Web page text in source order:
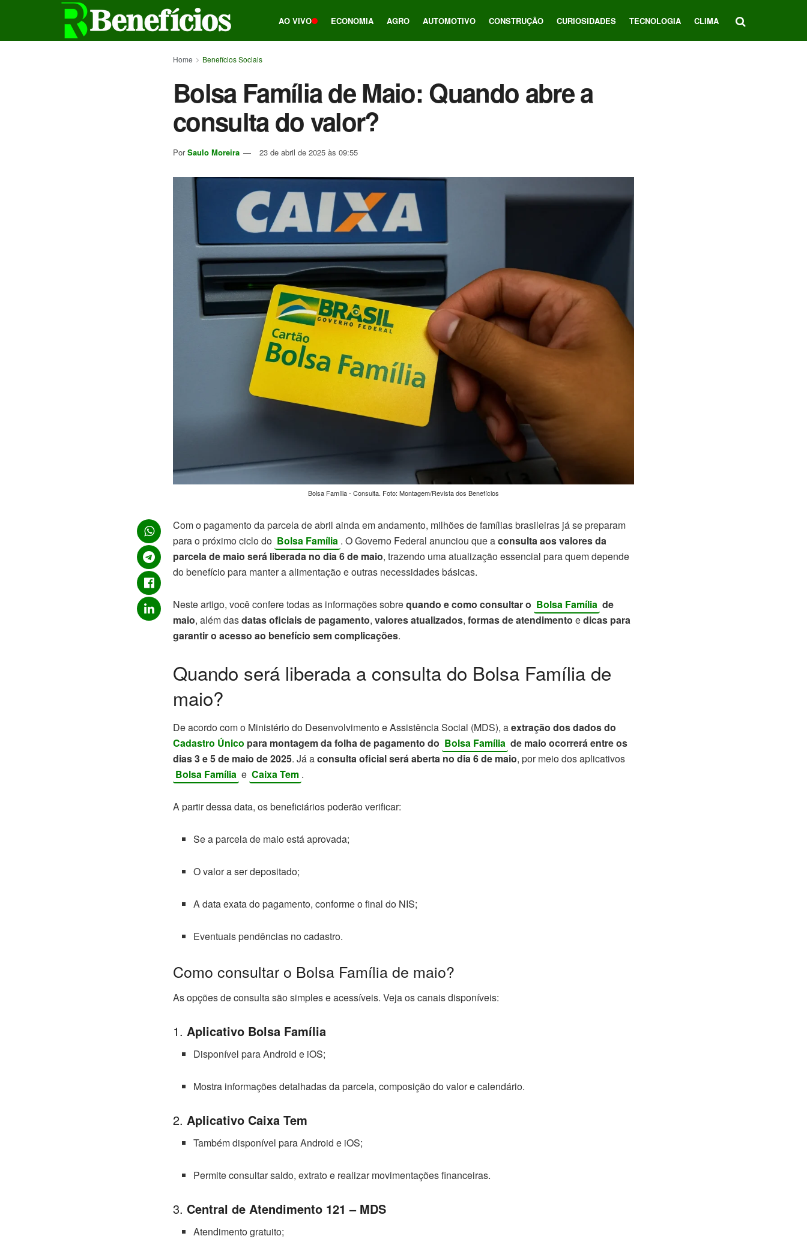
AO VIVO ECONOMIA AGRO AUTOMOTIVO CONSTRUÇÃO CURIOSIDADES TECNOLOGIA CLIMA
Home Benefícios Sociais
Bolsa Família de Maio: Quando abre a
consulta do valor?
Por Saulo Moreira 23 de abril de 2025 às 09:55
Bolsa Família - Consulta. Foto: Montagem/Revista dos Benefícios
Com o pagamento da parcela de abril ainda em andamento, milhões de famílias brasileiras já se preparam
para o próximo ciclo do Bolsa Família . O Governo Federal anunciou que aconsulta aos valores da
parcela de maio será liberada no dia 6 de maio, trazendo uma atualização essencial para quem depende
do benefício para manter a alimentação e outras necessidades básicas.
Neste artigo, você confere todas as informações sobrequando e como consultar o Bolsa Família de
maio, além dasdatas oficiais de pagamento, valores atualizados, formas de atendimento edicas para
garantir o acesso ao benefício sem complicações.
Quando será liberada a consulta do Bolsa Família de
maio?
De acordo com o Ministério do Desenvolvimento e Assistência Social (MDS), aextração dos dados do
Cadastro Único para montagem da folha de pagamento do Bolsa Família de maio ocorrerá entre os
dias 3 e 5 de maio de 2025. Já aconsulta oficial será aberta no dia 6 de maio, por meio dos aplicativos
Bolsa Família e Caixa Tem .
A partir dessa data, os beneficiários poderão verificar:
Se a parcela de maio está aprovada;
O valor a ser depositado;
A data exata do pagamento, conforme o final do NIS;
Eventuais pendências no cadastro.
Como consultar o Bolsa Família de maio?
As opções de consulta são simples e acessíveis. Veja os canais disponíveis:
1. Aplicativo Bolsa Família
Disponível para Android e iOS;
Mostra informações detalhadas da parcela, composição do valor e calendário.
2. Aplicativo Caixa Tem
Também disponível para Android e iOS;
Permite consultar saldo, extrato e realizar movimentações financeiras.
3. Central de Atendimento 121 – MDS
Atendimento gratuito;